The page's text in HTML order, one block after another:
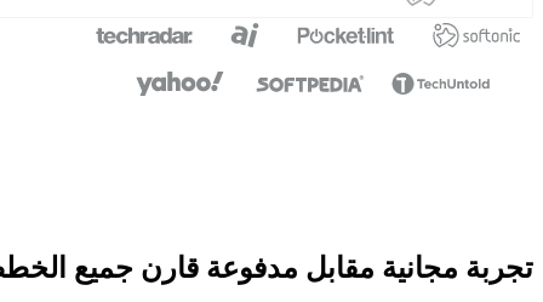
تجربة مجانية مقابل مدفوعة قارن جميع